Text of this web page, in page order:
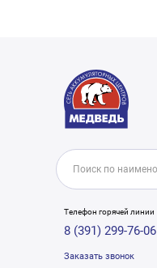
Телефон горячей линии
8 (391) 299-76-06
Заказать звонок